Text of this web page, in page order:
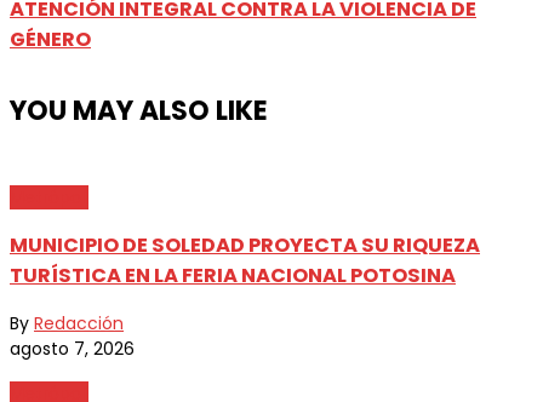
ATENCIÓN INTEGRAL CONTRA LA VIOLENCIA DE
GÉNERO
YOU MAY ALSO LIKE
MUNICIPIO DE SOLEDAD PROYECTA SU RIQUEZA
TURÍSTICA EN LA FERIA NACIONAL POTOSINA
By Redacción
agosto 7, 2026